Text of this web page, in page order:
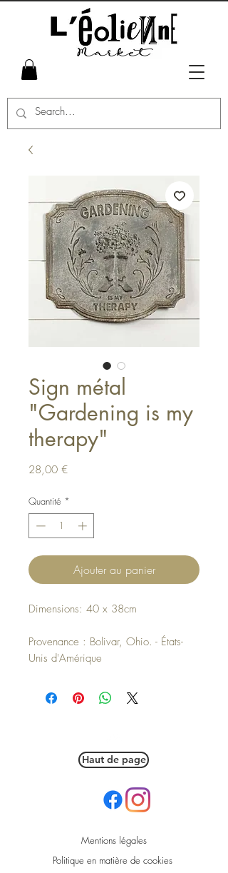
Sign métal
"Gardening is my
therapy"
28,00 €Prix
Quantité *
Ajouter au panier
Dimensions: 40 x 38cm
Provenance : Bolivar, Ohio. - États-
Unis d'Amérique
Haut de page
Mentions légales
Politique en matière de cookies